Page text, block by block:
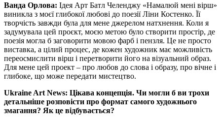
Ванда Орлова: Ідея Арт Батл Челенджу «Намалюй мені вірш»
виникла з моєї глибокої любові до поезії Ліни Костенко. Її
творчість завжди була для мене джерелом натхнення. Коли я
задумувала цей проєкт, моєю метою було створити простір, де
поезія могла б заговорити мовою фарб і пензля. Це не просто
виставка, а цілий процес, де кожен художник має можливість
переосмислити вірш і перетворити його на візуальний образ.
Для мене цей проект – про любов до слова і образу, про вічне і
глибоке, що може передати мистецтво.
Ukraine Art News: Цікава концепція. Чи могли б ви трохи
детальніше розповісти про формат самого художнього
змагання? Як це відбувається?